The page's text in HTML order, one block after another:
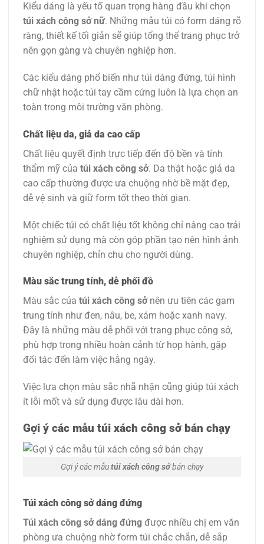
Kiểu dáng là yếu tố quan trọng hàng đầu khi chọn
túi xách công sở nữ. Những mẫu túi có form dáng rõ
ràng, thiết kế tối giản sẽ giúp tổng thể trang phục trở
nên gọn gàng và chuyên nghiệp hơn.
Các kiểu dáng phổ biến như túi dáng đứng, túi hình
chữ nhật hoặc túi tay cầm cứng luôn là lựa chọn an
toàn trong môi trường văn phòng.
Chất liệu da, giả da cao cấp
Chất liệu quyết định trực tiếp đến độ bền và tính
thẩm mỹ của túi xách công sở. Da thật hoặc giả da
cao cấp thường được ưa chuộng nhờ bề mặt đẹp,
dễ vệ sinh và giữ form tốt theo thời gian.
Một chiếc túi có chất liệu tốt không chỉ nâng cao trải
nghiệm sử dụng mà còn góp phần tạo nên hình ảnh
chuyên nghiệp, chỉn chu cho người dùng.
Màu sắc trung tính, dễ phối đồ
Màu sắc của túi xách công sởnên ưu tiên các gam
trung tính như đen, nâu, be, xám hoặc xanh navy.
Đây là những màu dễ phối với trang phục công sở,
phù hợp trong nhiều hoàn cảnh từ họp hành, gặp
đối tác đến làm việc hằng ngày.
Việc lựa chọn màu sắc nhã nhặn cũng giúp túi xách
ít lỗi mốt và sử dụng được lâu dài hơn.
Gợi ý các mẫu túi xách công sở bán chạy
Gợi ý các mẫutúi xách công sởbán chạy
Túi xách công sở dáng đứng
Túi xách công sở dáng đứng được nhiều chị em văn
phòng ưa chuộng nhờ form túi chắc chắn, dễ sắp